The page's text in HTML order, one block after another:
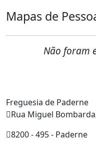
Mapas de
Não foram
Freguesia de Paderne
Rua Miguel
8200 - 495 - Paderne